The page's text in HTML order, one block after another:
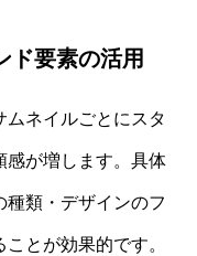
ド要素の活用
ネイルごとにスタ
感が増します。具体
種類・デザインのフ
とが効果的です。